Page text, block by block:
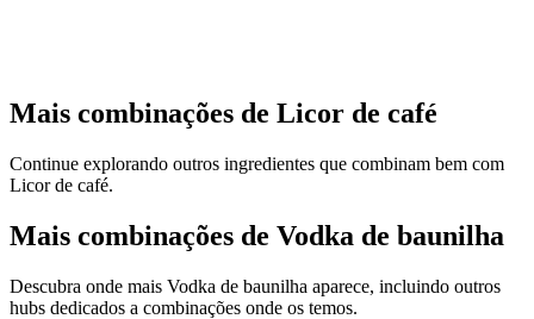
Mais combinações de Licor de café
Continue explorando outros ingredientes que combinam bem com
Licor de café.
Mais combinações de Vodka de baunilha
Descubra onde mais Vodka de baunilha aparece, incluindo outros
hubs dedicados a combinações onde os temos.